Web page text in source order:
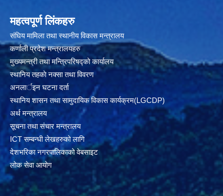
महत्वपूर्ण लिंकहरु
संघिय मामिला तथा स्थानीय विकास मन्त्रालय
कर्णाली प्रदेश मन्त्रालयहरु
मुख्यमन्त्री तथा मन्त्रिपरिषद्को कार्यालय
स्थानिय तहकाे नक्सा तथा विवरण
अनलार्इन घटना दर्ता
स्थानिय शासन तथा सामुदायिक विकास कार्यक्रम(LGCDP)
अर्थ मन्त्रालय
सूचना तथा संचार मन्त्रालय
ICT सम्बन्धी लेखहरुको लागि
देशभरिका नगरपालिकाको वेबसाइट
लोक सेवा आयोग